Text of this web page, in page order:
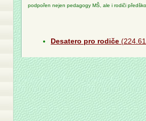
podpořen nejen pedagogy MŠ, ale i rodiči
Desatero pro rodiče